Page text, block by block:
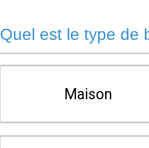
Quel est le type de
Maison